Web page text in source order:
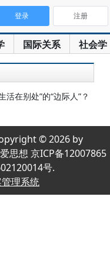
国际关系 社会学
登录 注册
活在别处”的“边际人”？
© 2026 by
思想 京ICP备12007865
号.
理系统